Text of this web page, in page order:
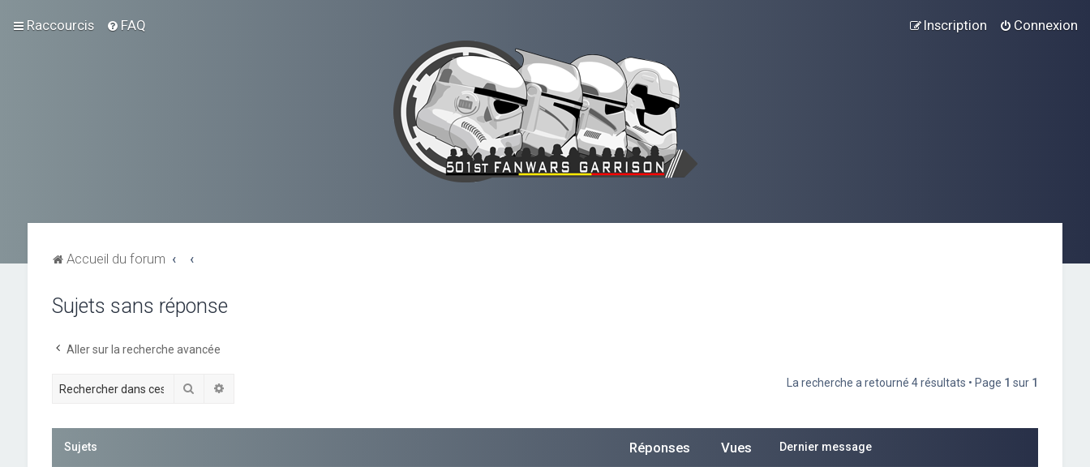
Raccourcis FAQ Connexion
Inscription
Accueil du forum
Sujets sans réponse
Aller sur la recherche avancée
Rechercher La recherche a retourné 4 résultats • Page 1 sur 1
Sujets Réponses Vues Dernier message